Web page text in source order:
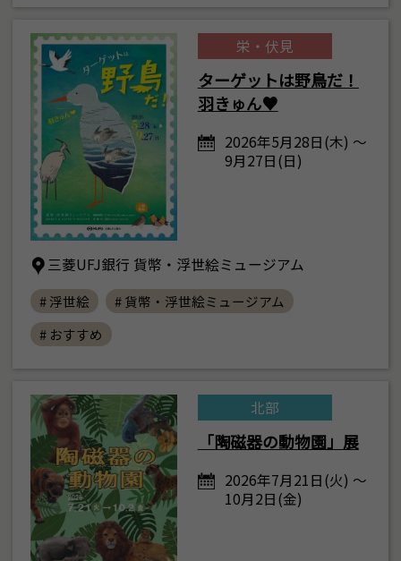
栄・伏見
ターゲットは野鳥だ！
羽きゅん♥
2026年5月28日(木) ～
9月27日(日)
三菱UFJ銀行 貨幣・浮世絵ミュージアム
# 浮世絵
# 貨幣・浮世絵ミュージアム
# おすすめ
北部
「陶磁器の動物園」展
2026年7月21日(火) ～
10月2日(金)